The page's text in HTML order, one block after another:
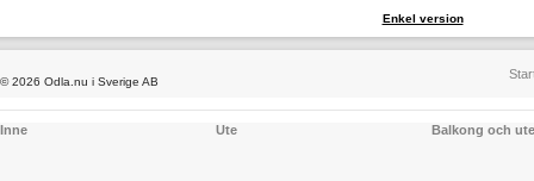
Enkel version
© 2026 Odla.nu i Sverige AB
Inne Ute Balkong och